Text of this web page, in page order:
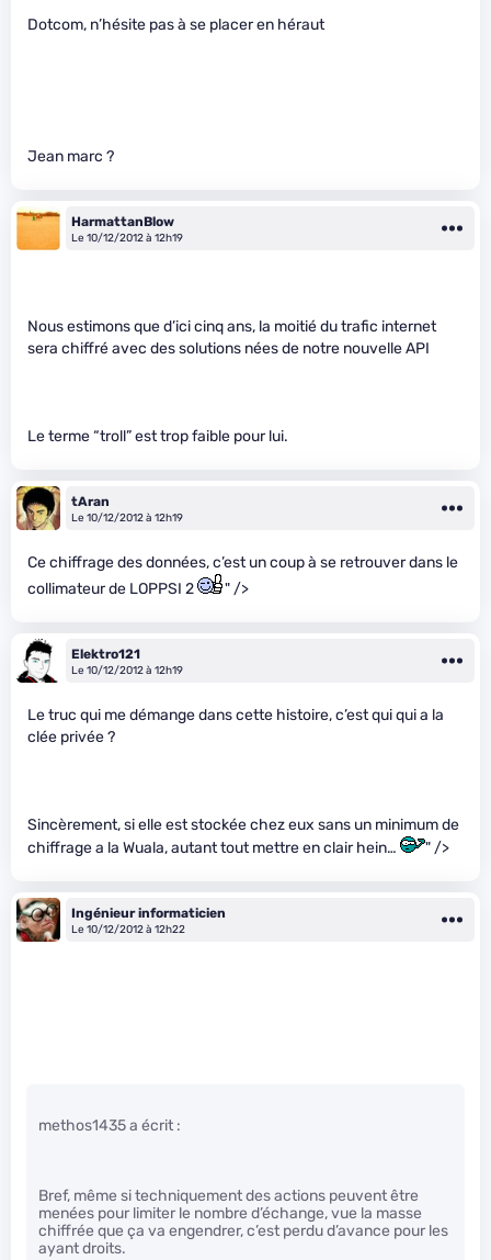
Dotcom, n’hésite pas à se placer en héraut
Jean marc ?
HarmattanBlow
Le 10/12/2012 à 12h19
Nous estimons que d’ici cinq ans, la moitié du trafic internet
sera chiffré avec des solutions nées de notre nouvelle API
Le terme “troll” est trop faible pour lui.
tAran
Le 10/12/2012 à 12h19
Ce chiffrage des données, c’est un coup à se retrouver dans le
collimateur de LOPPSI 2
" />
Elektro121
Le 10/12/2012 à 12h19
Le truc qui me démange dans cette histoire, c’est qui qui a la
clée privée ?
Sincèrement, si elle est stockée chez eux sans un minimum de
chiffrage a la Wuala, autant tout mettre en clair hein…
" />
Ingénieur informaticien
Le 10/12/2012 à 12h22
methos1435 a écrit :
Bref, même si techniquement des actions peuvent être
menées pour limiter le nombre d’échange, vue la masse
chiffrée que ça va engendrer, c’est perdu d’avance pour les
ayant droits.